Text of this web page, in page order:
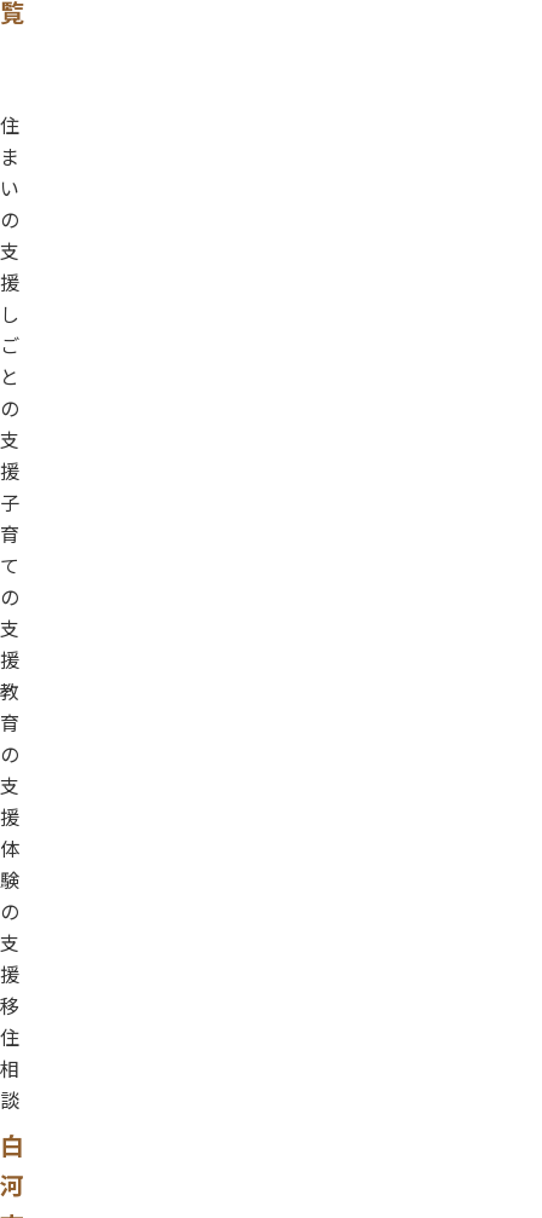
覧
住
ま
い
の
支
援
し
ご
と
の
支
援
子
育
て
の
支
援
教
育
の
支
援
体
験
の
支
援
移
住
相
談
白
河